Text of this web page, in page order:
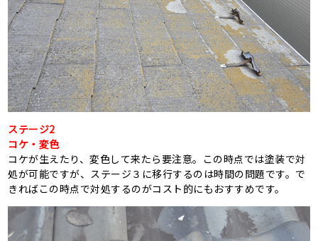
ステージ2
コケ・変色
コケが生えたり、変色して来たら要注意。この時点では塗装で対
処が可能ですが、ステージ３に移行するのは時間の問題です。で
きればこの時点で対処するのがコスト的にもおすすめです。